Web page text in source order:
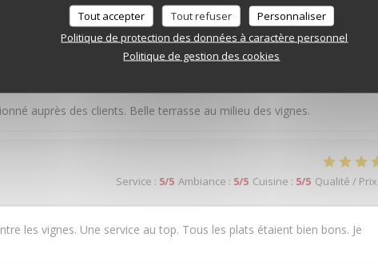
Tout accepter Tout refuser
Personnaliser
Politique de protection des données à caractère personnel
Politique de gestion des cookies
Service:5/5 Ambiance:5/5 Cuisine
auprès des clients. Belle terrasse au milieu des vignes.
Service : 5/5 Ambiance : 5/5 Cuisine : 5/5 Qualité / Prix
les vignes. Une service au top. Tous les plats étaient bien bons. Je